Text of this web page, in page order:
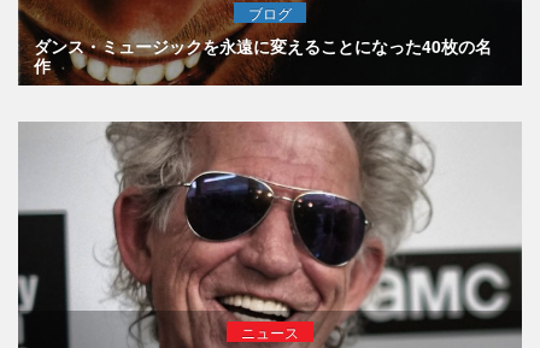
ブログ
ダンス・ミュージックを永遠に変えることになった40枚の名
作
ニュース